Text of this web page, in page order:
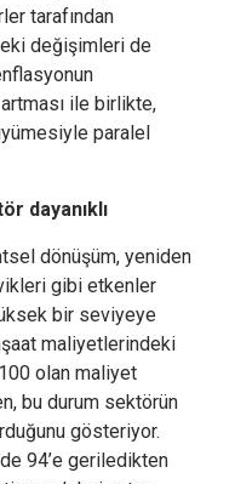
tarafından
değişimleri de
ile birlikte,
paralel
dayanıklı
dönüşüm, yeniden
gibi etkenler
bir seviyeye
maliyetlerindeki
olan maliyet
bu durum sektörün
gösteriyor.
94’e geriledikten